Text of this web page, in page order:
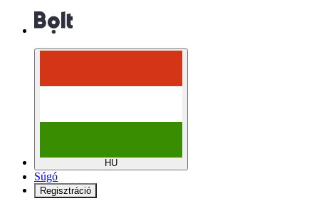
HU
Súgó
Regisztráció